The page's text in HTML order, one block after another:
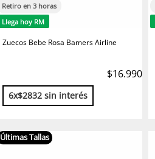
Retiro en 3 horas
Llega hoy RM
Zuecos Bebe Rosa Bamers Airline
$16.990
6x$2832 sin interés
Últimas Tallas